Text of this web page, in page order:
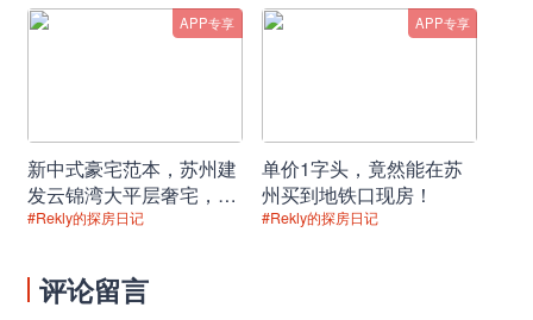
APP专享
新中式豪宅范本，苏州建
发云锦湾大平层奢宅，品
位盛泽园林理想居所！
#Rekly的探房日记
APP专享
单价1字头，竟然能在苏
州买到地铁口现房！
#Rekly的探房日记
评论留言